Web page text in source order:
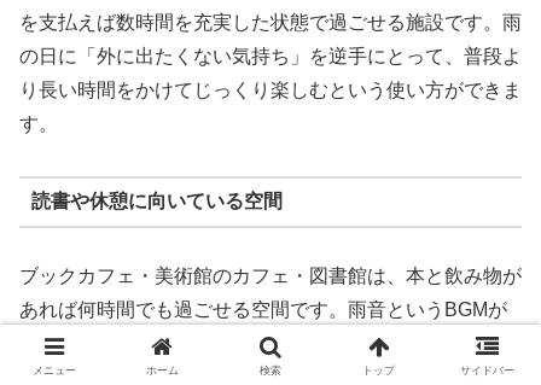
を支払えば数時間を充実した状態で過ごせる施設です。雨
の日に「外に出たくない気持ち」を逆手にとって、普段よ
り長い時間をかけてじっくり楽しむという使い方ができま
す。
読書や休憩に向いている空間
ブックカフェ・美術館のカフェ・図書館は、本と飲み物が
あれば何時間でも過ごせる空間です。雨音というBGMが
加わることで、読書への集中度が上がるという効果もあり
ます。
メニュー ホーム 検索 トップ サイドバー